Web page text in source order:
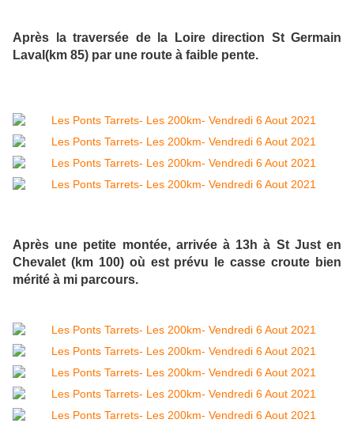
Après la traversée de la Loire direction St Germain
Laval(km 85) par une route à faible pente.
Après une petite montée, arrivée à 13h à St Just en
Chevalet (km 100) où est prévu le casse croute bien
mérité à mi parcours.